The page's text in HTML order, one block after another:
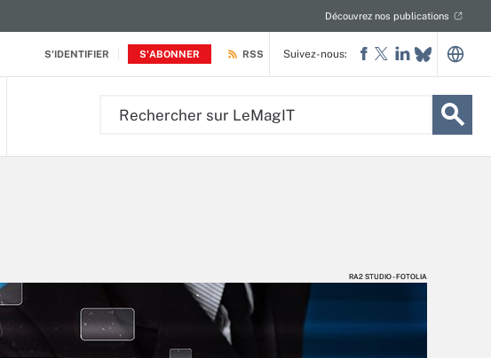
S'IDENTIFIER S'ABONNER
Découvrez nos publications
RSS Suivez-nous:
RA2 STUDIO - FOTOLIA
RA2 STUDIO - FOTOLIA